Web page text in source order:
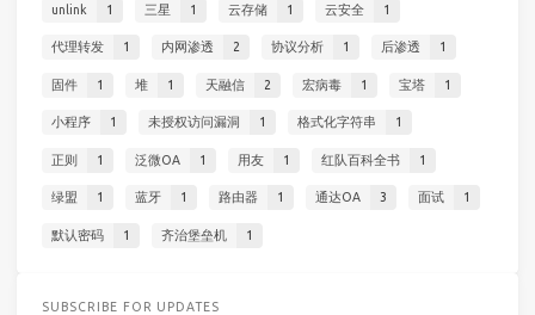
unlink 1 三星 1 云存储 1 云安全 1
代理转发 1 内网渗透 2 协议分析 1 后渗透 1
固件 1 堆 1 天融信 2 宏病毒 1 宝塔 1
小程序 1 未授权访问漏洞 1 格式化字符串 1
正则 1 泛微OA 1 用友 1 红队百科全书 1
绿盟 1 蓝牙 1 路由器 1 通达OA 3 面试 1
默认密码 1 齐治堡垒机 1
SUBSCRIBE FOR UPDATES